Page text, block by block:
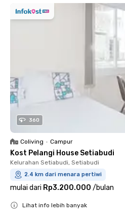
360
Coliving • Campur
Kost Pelangi House Setiabudi
Kelurahan Setiabudi, Setiabudi
2.4 km dari menara pertiwi
mulai dari Rp3.200.000 /bulan
Lihat info lebih banyak